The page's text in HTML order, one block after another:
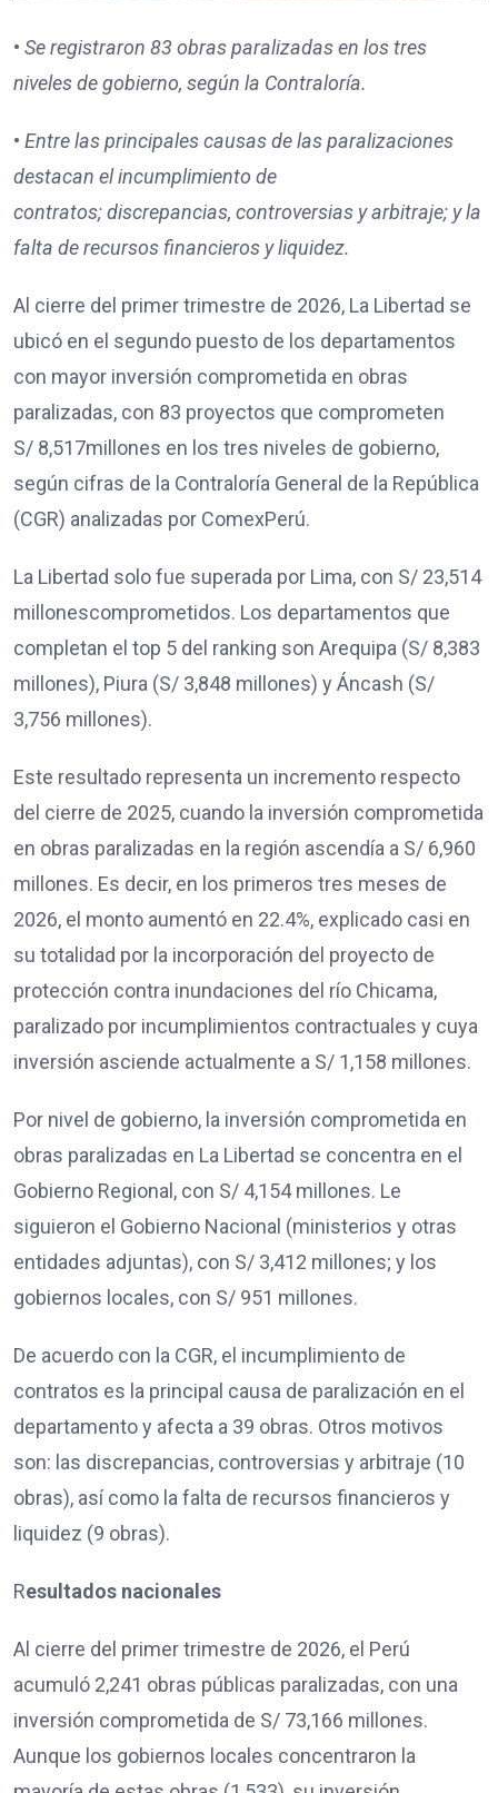
• Se registraron 83 obras paralizadas en los tres
niveles de gobierno, según la Contraloría.
• Entre las principales causas de las paralizaciones
destacan el incumplimiento de
contratos;discrepancias, controversias y arbitraje; yla
falta de recursos financieros y liquidez.
Al cierre del primer trimestre de 2026, La Libertad se
ubicó en el segundo puesto de los departamentos
con mayor inversión comprometida en obras
paralizadas, con 83 proyectos que comprometen
S/ 8,517millones en los tres niveles de gobierno,
según cifras de la Contraloría General de la República
(CGR) analizadas por ComexPerú.
La Libertad solo fue superada por Lima, con S/ 23,514
millonescomprometidos. Los departamentos que
completan el top 5 del ranking son Arequipa (S/ 8,383
millones), Piura (S/ 3,848 millones) y Áncash (S/
3,756 millones).
Este resultado representa un incremento respecto
del cierre de 2025, cuando la inversión comprometida
en obras paralizadas en la región ascendía a S/ 6,960
millones. Es decir, en los primeros tres meses de
2026, el monto aumentó en 22.4%, explicado casi en
su totalidad por la incorporación del proyecto de
protección contra inundaciones del río Chicama,
paralizado por incumplimientos contractuales y cuya
inversión asciende actualmente a S/ 1,158 millones.
Por nivel de gobierno, la inversión comprometida en
obras paralizadas en La Libertad se concentra en el
Gobierno Regional, con S/ 4,154 millones. Le
siguieron el Gobierno Nacional (ministerios y otras
entidades adjuntas), con S/ 3,412 millones; y los
gobiernos locales, con S/ 951 millones.
De acuerdo con la CGR, el incumplimiento de
contratos es la principal causa de paralización en el
departamento y afecta a 39 obras. Otros motivos
son: las discrepancias, controversias y arbitraje (10
obras), así como la falta de recursos financieros y
liquidez (9 obras).
Resultados nacionales
Al cierre del primer trimestre de 2026, el Perú
acumuló 2,241 obras públicas paralizadas, con una
inversión comprometida de S/ 73,166 millones.
Aunque los gobiernos locales concentraron la